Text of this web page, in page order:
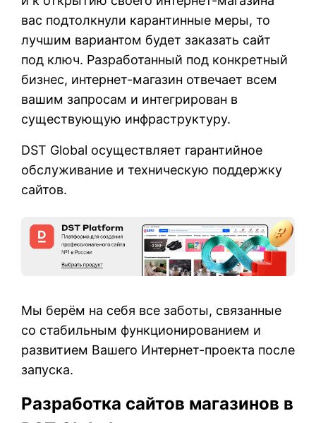
вас подтолкнули карантинные меры, то
лучшим вариантом будет заказать сайт
под ключ. Разработанный под конкретный
бизнес, интернет-магазин отвечает всем
вашим запросам и интегрирован в
существующую инфраструктуру.
DST Global осуществляет гарантийное
обслуживание и техническую поддержку
сайтов.
Мы берём на себя все заботы, связанные
со стабильным функционированием и
развитием Вашего Интернет-проекта после
запуска.
Разработка сайтов магазинов в